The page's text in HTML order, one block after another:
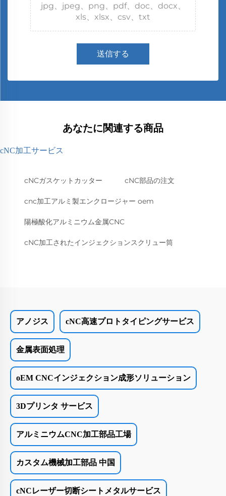
jpg、jpeg、png、pdf、doc、docx、
xls、xlsx、csv、txt
送信する
あなたに関連する商品
cNC加工サービス
cNCガスケットカッター cNC部品の注文
cnc加工アルミ製エンクロージャー oem
陽極酸化アルミニウム金属CNC
cNC加工されたインジェクションスクリュー筒
アノジス cNC高速プロトタイピングサービス
金属表面処理
oEM CNCインジェクション成形ソリューション
3Dプリンタ サービス
アルミニウムCNC加工部品工場
カスタム機械加工部品 中国
cNCレーザー切断シートメタルサービス